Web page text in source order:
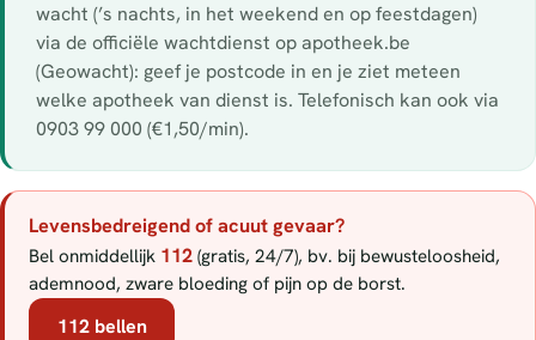
wacht (’s nachts, in het weekend en op feestdagen)
via de officiële wachtdienst op apotheek.be
(Geowacht): geef je postcode in en je ziet meteen
welke apotheek van dienst is. Telefonisch kan ook via
0903 99 000 (€1,50/min).
Levensbedreigend of acuut gevaar?
Bel onmiddellijk 112 (gratis, 24/7), bv. bij bewusteloosheid,
ademnood, zware bloeding of pijn op de borst.
112 bellen